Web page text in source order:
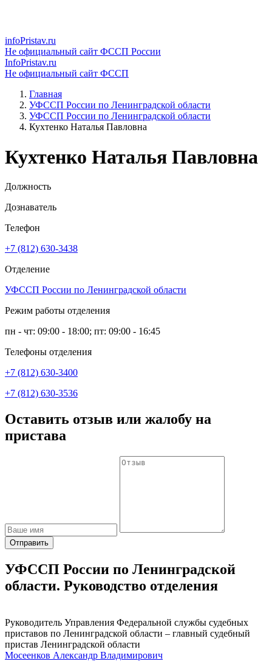
infoPristav.ru
Не официальный сайт ФССП России
InfoPristav.ru
Не официальный сайт ФССП
Главная
УФССП России по Ленинградской области
УФССП России по Ленинградской области
Кухтенко Наталья Павловна
Кухтенко Наталья Павловна
Должность
Дознаватель
Телефон
+7 (812) 630-3438
Отделение
УФССП России по Ленинградской области
Режим работы отделения
пн - чт: 09:00 - 18:00; пт: 09:00 - 16:45
Телефоны отделения
+7 (812) 630-3400
+7 (812) 630-3536
Оставить отзыв или жалобу на
пристава
Отправить
УФССП России по Ленинградской
области. Руководство отделения
Руководитель Управления Федеральной службы судебных
приставов по Ленинградской области – главный судебный
пристав Ленинградской области
Мосеенков Александр Владимирович